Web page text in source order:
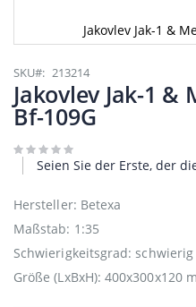
Jakovlev Jak-1 &
Anfang
der
Bildgalerie
springen
SKU 213214
Jakovlev Jak-1
Bf-109G
Seien Sie der Erste, der
Hersteller: Betexa
Maßstab: 1:35
Schwierigkeitsgrad: schwierig
Größe (LxBxH): 400x300x120